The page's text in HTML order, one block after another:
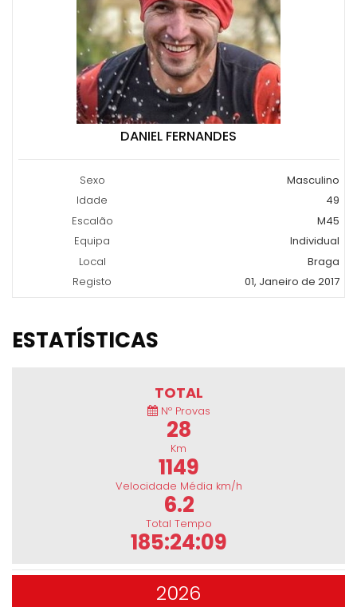
DANIEL FERNANDES
Sexo
Masculino
Idade
49
Escalão
M45
Equipa
Individual
Local
Braga
Registo
01, Janeiro de 2017
ESTATÍSTICAS
TOTAL
Nº Provas
28
Km
1149
Velocidade Média km/h
6.2
Total Tempo
185:24:09
2026